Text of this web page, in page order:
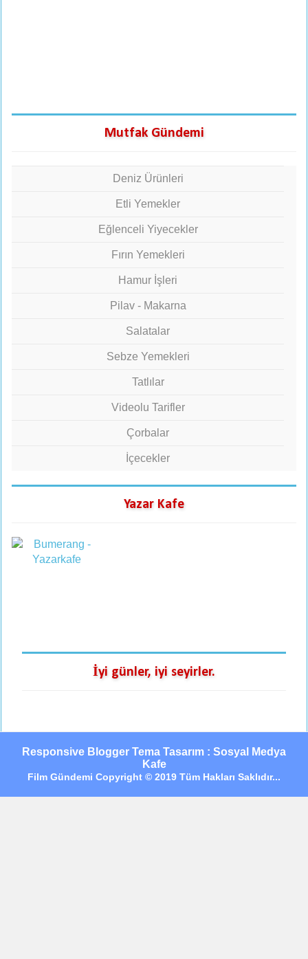
Mutfak Gündemi
Deniz Ürünleri
Etli Yemekler
Eğlenceli Yiyecekler
Fırın Yemekleri
Hamur İşleri
Pilav - Makarna
Salatalar
Sebze Yemekleri
Tatlılar
Videolu Tarifler
Çorbalar
İçecekler
Yazar Kafe
İyi günler, iyi seyirler.
Responsive Blogger Tema Tasarım : Sosyal Medya
Kafe
Film Gündemi Copyright © 2019 Tüm Hakları Saklıdır...